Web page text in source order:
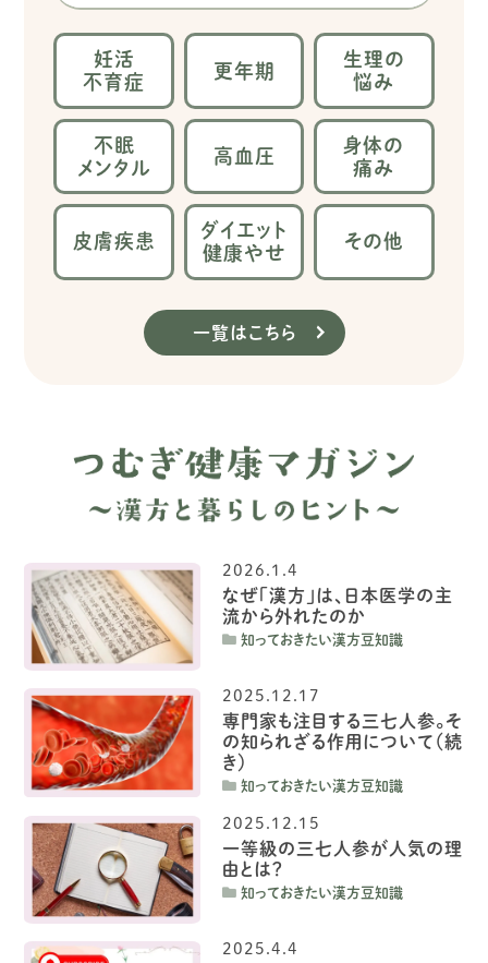
妊活
不育症
更年期
生理の
悩み
不眠
メンタル
高血圧
身体の
痛み
皮膚疾患
ダイエット
健康やせ
その他
一覧はこちら
2026.1.4
なぜ「漢方」は、日本医学の主
流から外れたのか
知っておきたい漢方豆知識
2025.12.17
専門家も注目する三七人参。そ
の知られざる作用について（続
き）
知っておきたい漢方豆知識
2025.12.15
一等級の三七人参が人気の理
由とは？
知っておきたい漢方豆知識
2025.4.4